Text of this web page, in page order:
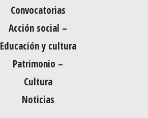
Convocatorias
Acción social –
Educación y cultura
Patrimonio –
Cultura
Noticias